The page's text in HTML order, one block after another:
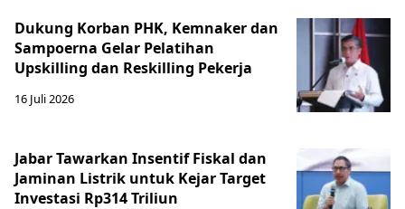
Dukung Korban PHK, Kemnaker dan
Sampoerna Gelar Pelatihan
Upskilling dan Reskilling Pekerja
16 Juli 2026
Jabar Tawarkan Insentif Fiskal dan
Jaminan Listrik untuk Kejar Target
Investasi Rp314 Triliun